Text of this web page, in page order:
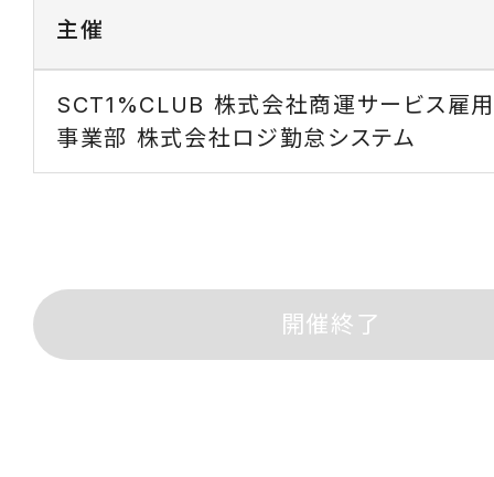
主催
SCT1%CLUB 株式会社商運サービス雇
事業部 株式会社ロジ勤怠システム
開催終了